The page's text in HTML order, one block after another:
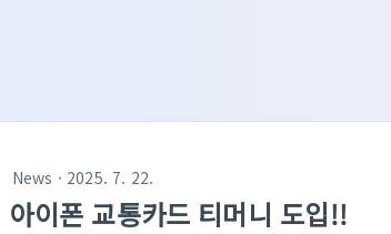
News · 2025. 7. 22.
아이폰 교통카드 티머니 도입!!